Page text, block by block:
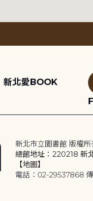
新北愛BOOK
新北市立圖書館 版權所
總館地址：220218 新
【地圖】
電話：02-29537868